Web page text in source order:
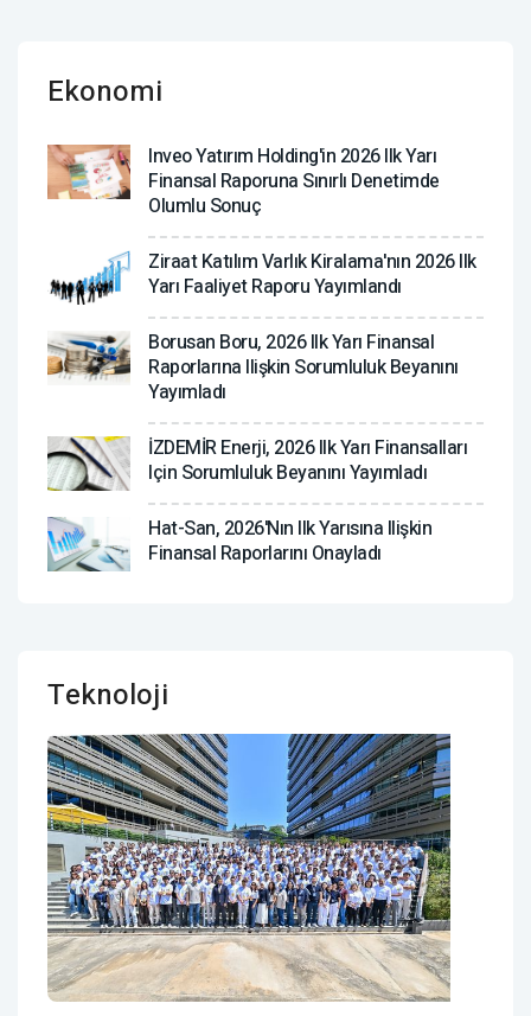
Ekonomi
Inveo Yatırım Holding'in 2026 Ilk Yarı
Finansal Raporuna Sınırlı Denetimde
Olumlu Sonuç
Ziraat Katılım Varlık Kiralama'nın 2026 Ilk
Yarı Faaliyet Raporu Yayımlandı
Borusan Boru, 2026 Ilk Yarı Finansal
Raporlarına Ilişkin Sorumluluk Beyanını
Yayımladı
İZDEMİR Enerji, 2026 Ilk Yarı Finansalları
Için Sorumluluk Beyanını Yayımladı
Hat-San, 2026'nın Ilk Yarısına Ilişkin
Finansal Raporlarını Onayladı
Teknoloji